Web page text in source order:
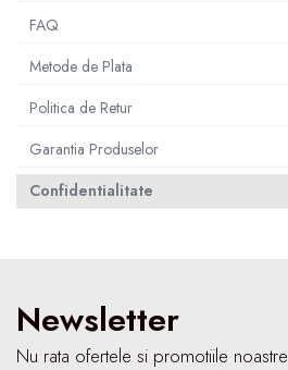
FAQ
Metode de Plata
Politica de Retur
Garantia Produselor
Confidentialitate
Newsletter
Nu rata ofertele si promotiile noastre